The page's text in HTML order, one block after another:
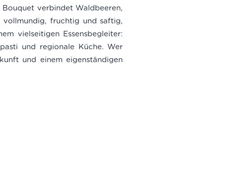
verbindet Waldbeeren,
vollmundig, fruchtig und saftig,
vielseitigen Essensbegleiter:
und regionale Küche. Wer
und einem eigenständigen